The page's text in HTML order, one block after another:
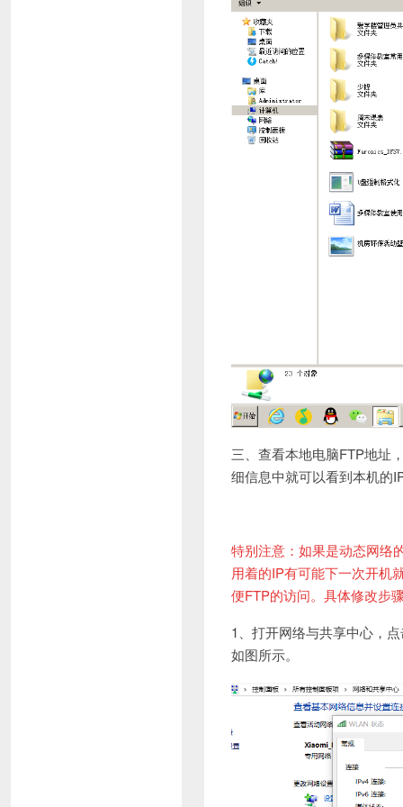
三、查看本地电脑FTP地址
细信息中就可以看到本机的
特别注意：如果是动态网络
用着的IP有可能下一次开机
便FTP的访问。 具体修改步
1、打开网络与共享中心，
如图所示。